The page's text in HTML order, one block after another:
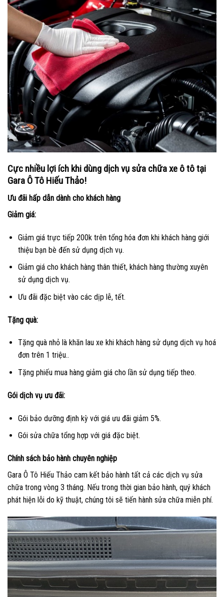
Cực nhiều lợi ích khi dùng dịch vụ sửa chữa xe ô tô tại
Gara Ô Tô Hiếu Thảo!
Ưu đãi hấp dẫn dành cho khách hàng
Giảm giá:
Giảm giá trực tiếp 200k trên tổng hóa đơn khi khách hàng giới
thiệu bạn bè đến sử dụng dịch vụ.
Giảm giá cho khách hàng thân thiết, khách hàng thường xuyên
sử dụng dịch vụ.
Ưu đãi đặc biệt vào các dịp lễ, tết.
Tặng quà:
Tặng quà nhỏ là khăn lau xe khi khách hàng sử dụng dịch vụ hoá
đơn trên 1 triệu..
Tặng phiếu mua hàng giảm giá cho lần sử dụng tiếp theo.
Gói dịch vụ ưu đãi:
Gói bảo dưỡng định kỳ với giá ưu đãi giảm 5%.
Gói sửa chữa tổng hợp với giá đặc biệt.
Chính sách bảo hành chuyên nghiệp
Gara Ô Tô Hiếu Thảo cam kết bảo hành tất cả các dịch vụ sửa
chữa trong vòng 3 tháng. Nếu trong thời gian bảo hành, quý khách
phát hiện lỗi do kỹ thuật, chúng tôi sẽ tiến hành sửa chữa miễn phí.